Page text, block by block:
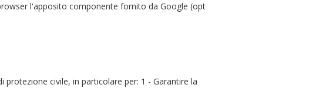
l'apposito componente fornito da Google (opt
civile, in particolare per: 1 - Garantire la